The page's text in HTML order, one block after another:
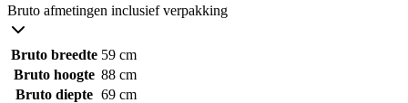
Bruto afmetingen inclusief verpakking
Bruto breedte 59 cm
Bruto hoogte 88 cm
Bruto diepte 69 cm